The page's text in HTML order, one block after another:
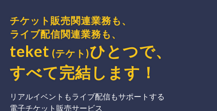
チケット販売関連業務も、
ライブ配信関連業務も、
teket (テケト)ひとつで、
すべて完結 します ！
リアルイベントもライブ配信もサポートする
電子チケット販売サービス